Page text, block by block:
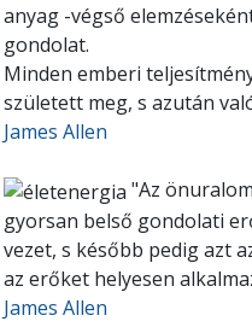
anyag -végső
gondolat.
Minden emberi
született meg, s azután
James Allen
"Az
gyorsan belső gondolati
vezet, s később pedig azt
az erőket helyesen
James Allen